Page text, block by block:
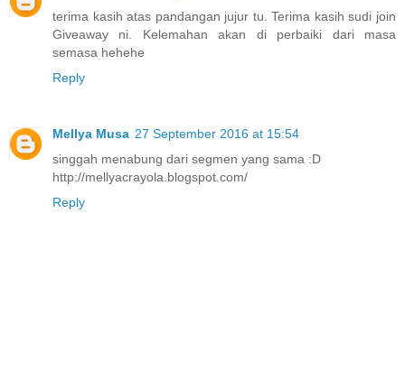
terima kasih atas pandangan jujur tu. Terima kasih sudi join
Giveaway ni. Kelemahan akan di perbaiki dari masa
semasa hehehe
Reply
Mellya Musa 27 September 2016 at 15:54
singgah menabung dari segmen yang sama :D
http://mellyacrayola.blogspot.com/
Reply